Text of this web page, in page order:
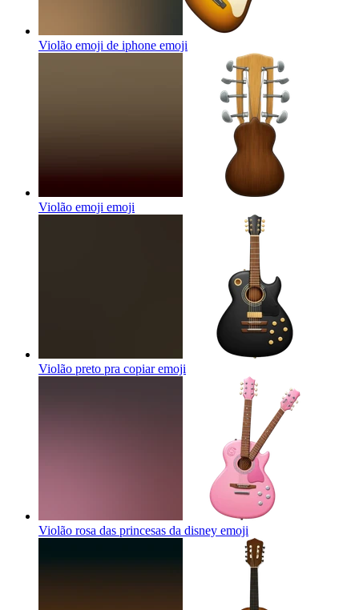
Violão emoji de iphone emoji
Violão emoji emoji
Violão preto pra copiaremoji
Violão rosa das princesas da disney emoji